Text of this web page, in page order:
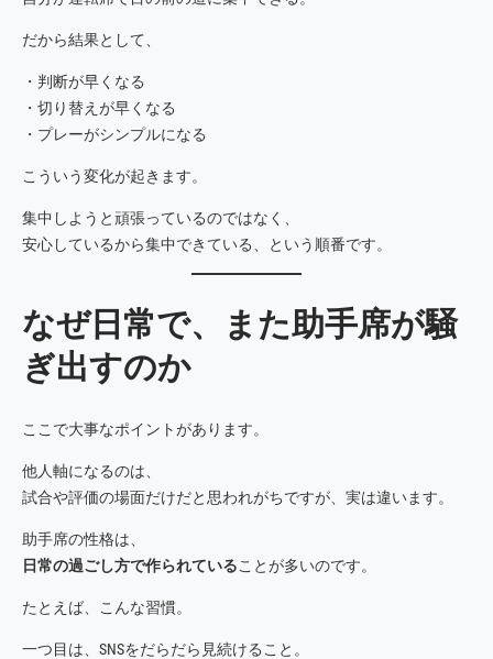
だから結果として、
・判断が早くなる
・切り替えが早くなる
・プレーがシンプルになる
こういう変化が起きます。
集中しようと頑張っているのではなく、
安心しているから集中できている、という順番です。
なぜ日常で、また助手席が騒
ぎ出すのか
ここで大事なポイントがあります。
他人軸になるのは、
試合や評価の場面だけだと思われがちですが、実は違います。
助手席の性格は、
日常の過ごし方で作られていることが多いのです。
たとえば、こんな習慣。
一つ目は、SNSをだらだら見続けること。